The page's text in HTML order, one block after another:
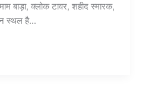
बाड़ा, क्लोक टावर, शहीद स्मारक,
स्थल है…